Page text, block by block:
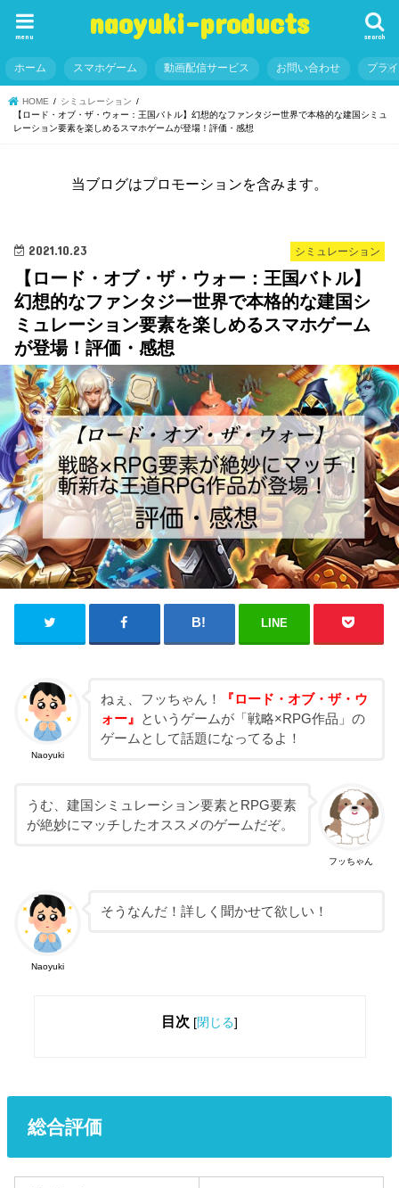
naoyuki-products search
menu
ホーム スマホゲーム 動画配信サービス お問い合わせ プラ
HOME
シミュレーション
【ロード・オブ・ザ・ウォー：王国バトル】幻想的なファンタジー世界で本格的な建国シミュ
レーション要素を楽しめるスマホゲームが登場！評価・感想
当ブログはプロモーションを含みます。
シミュレーション
2021.10.23
【ロード・オブ・ザ・ウォー：王国バトル】
幻想的なファンタジー世界で本格的な建国シ
ミュレーション要素を楽しめるスマホゲーム
が登場！評価・感想
LINE
Naoyuki
ねぇ、フッちゃん！
『ロード・オブ・ザ・ウ
ォー』
というゲームが「戦略×RPG作品」の
ゲームとして話題になってるよ！
フッちゃん
うむ、建国シミュレーション要素とRPG要素
が絶妙にマッチしたオススメのゲームだぞ。
Naoyuki
そうなんだ！詳しく聞かせて欲しい！
目次 [閉じる]
総合評価